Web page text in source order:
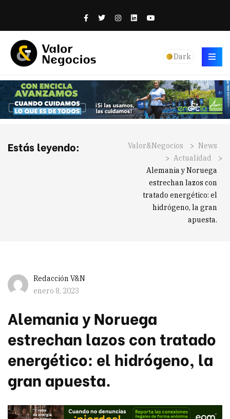
Dark
Estás leyendo: Valor&Negocios > News
> Actualidad
>
Alemania y Noruega
estrechan lazos con
tratado energético: el
hidrógeno, la gran
apuesta.
Redacción V&N
enero 8, 2023
Alemania y Noruega
estrechan lazos con tratado
energético: el hidrógeno, la
gran apuesta.